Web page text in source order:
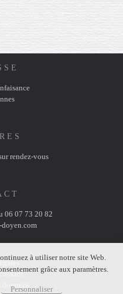
rendez-vous
06 07 73 20 82
à utiliser notre site Web.
grâce aux paramètres.
Personnaliser